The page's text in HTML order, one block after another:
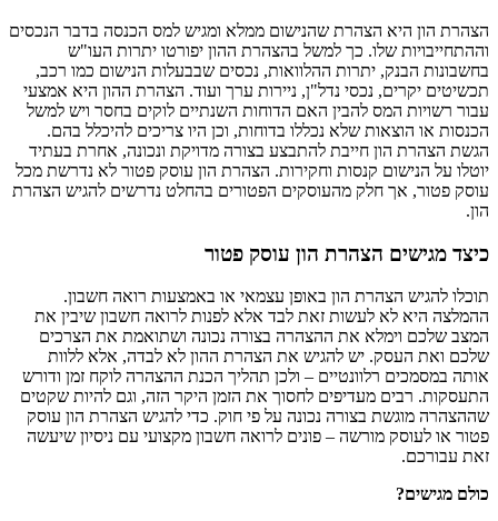
הצהרת הון היא הצהרת שהנישום ממלא ומגיש למס הכנסה בדבר הנכסים
וההתחייבויות שלו. כך למשל בהצהרת ההון יפורטו יתרות העו"ש
בחשבונות הבנק, יתרות ההלוואות, נכסים שבבעלות הנישום כמו רכב,
תכשיטים יקרים, נכסי נדל"ן, ניירות ערך ועוד. הצהרת ההון היא אמצעי
עבור רשויות המס להבין האם הדוחות השנתיים לוקים בחסר ויש למשל
הכנסות או הוצאות שלא נכללו בדוחות, וכן היו צריכים להיכלל בהם.
הגשת הצהרת הון חייבת להתבצע בצורה מדויקת ונכונה, אחרת בעתיד
יוטלו על הנישום קנסות וחקירות. הצהרת הון עוסק פטור לא נדרשת מכל
עוסק פטור, אך חלק מהעוסקים הפטורים בהחלט נדרשים להגיש הצהרת
הון.
כיצד מגישים הצהרת הון עוסק פטור
תוכלו להגיש הצהרת הון באופן עצמאי או באמצעות רואה חשבון.
ההמלצה היא לא לעשות זאת לבד אלא לפנות לרואה חשבון שיבין את
המצב שלכם וימלא את ההצהרה בצורה נכונה ושתואמת את הצרכים
שלכם ואת העסק. יש להגיש את הצהרת ההון לא לבדה, אלא ללוות
אותה במסמכים רלוונטיים – ולכן תהליך הכנת ההצהרה לוקח זמן ודורש
התעסקות. רבים מעדיפים לחסוך את הזמן היקר הזה, וגם להיות שקטים
שההצהרה מוגשת בצורה נכונה על פי חוק. כדי להגיש הצהרת הון עוסק
פטור או לעוסק מורשה – פונים לרואה חשבון מקצועי עם ניסיון שיעשה
זאת עבורכם.
כולם מגישים?